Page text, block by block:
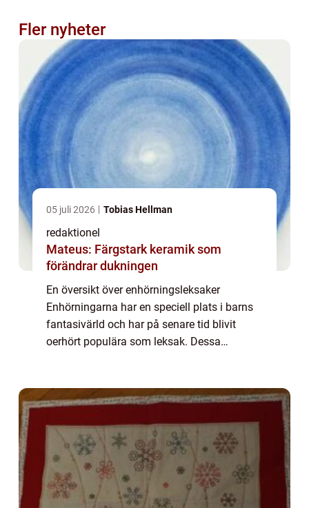
Fler nyheter
05 juli 2026 Tobias Hellman
redaktionel
Mateus: Färgstark keramik som
förändrar dukningen
En översikt över enhörningsleksaker
Enhörningarna har en speciell plats i barns
fantasivärld och har på senare tid blivit
oerhört populära som leksak. Dessa